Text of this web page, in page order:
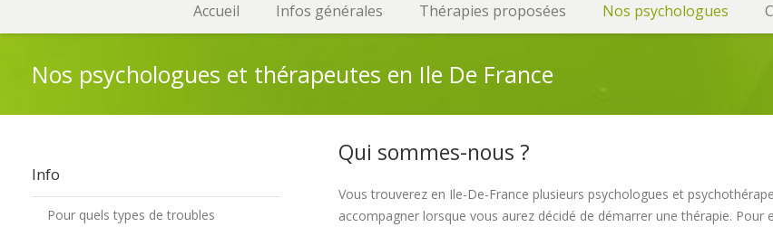
Accueil Infos générales Thérapies proposées Nos psychologues
Nos psychologues et thérapeutes en Ile De France
Qui sommes-nous ?
Vous trouverez en Ile-De-France plusieurs psychologues et
accompagner lorsque vous aurez décidé de démarrer une thérapie.
Info
Pour quels types de troubles